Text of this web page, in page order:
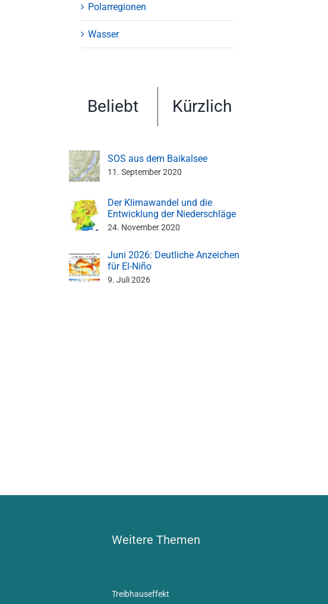
Polarregionen
Wasser
Beliebt Kürzlich
SOS aus dem Baikalsee
11. September 2020
Der Klimawandel und die
Entwicklung der Niederschläge
24. November 2020
Juni 2026: Deutliche Anzeichen
für El-Niño
9. Juli 2026
Weitere Themen
Treibhauseffekt